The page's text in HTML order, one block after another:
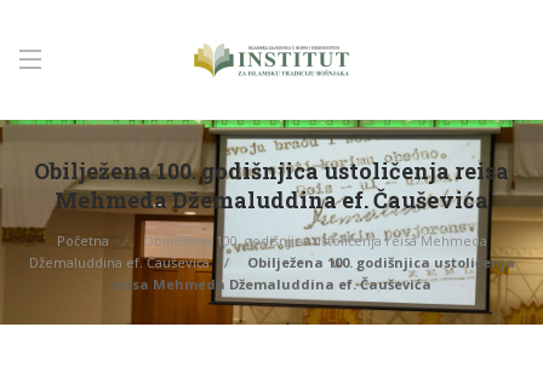
Obilježena 100. godišnjica ustoličenja reisa
Mehmeda Džemaluddina ef. Čauševića
Početna
Obilježena 100. godišnjica ustoličenja reisa Mehmeda
Džemaluddina ef. Čauševića
Obilježena 100. godišnjica ustoličenja
reisa Mehmeda Džemaluddina ef. Čauševića